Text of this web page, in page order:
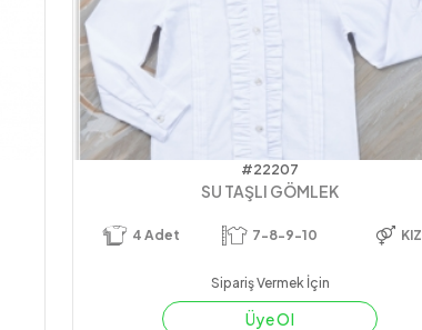
#22207
SU TAŞLI GÖMLEK
4 Adet 7-8-9-10 KIZ
Sipariş Vermek İçin
Üye Ol